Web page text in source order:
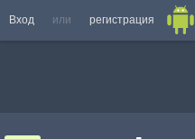
Вход или регистрация